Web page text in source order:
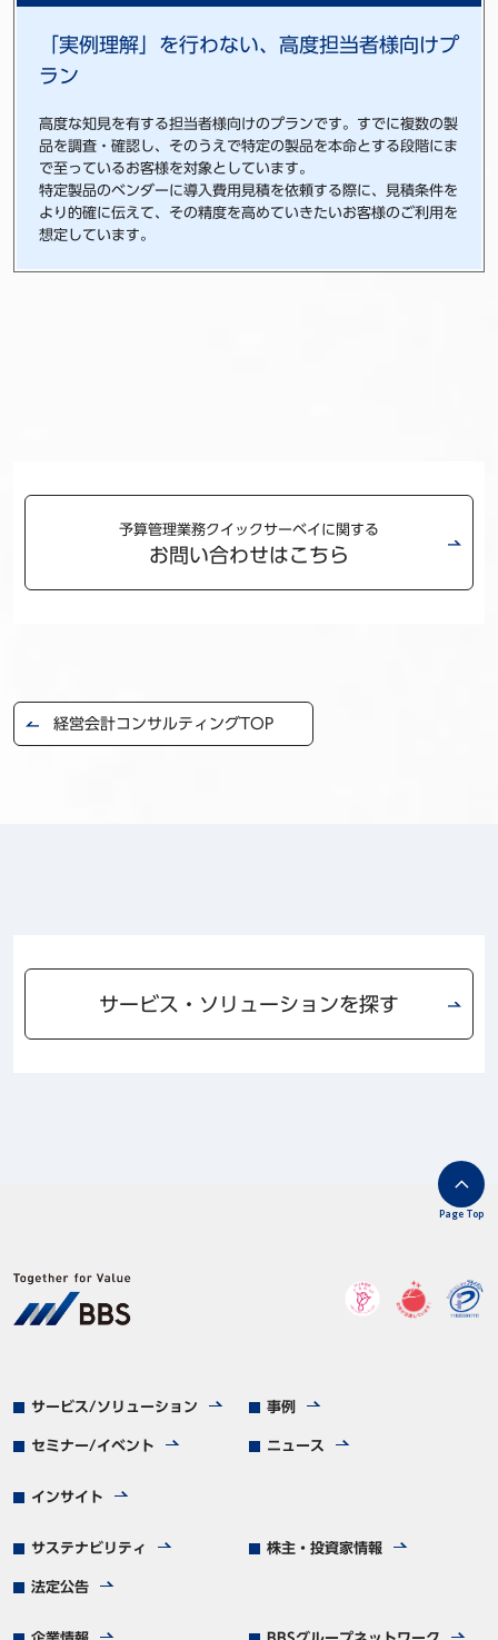
「実例理解」を行わない、高度担当者様向けプ
ラン
高度な知見を有する担当者様向けのプランです。すでに複数の製
品を調査・確認し、そのうえで特定の製品を本命とする段階にま
で至っているお客様を対象としています。
特定製品のベンダーに導入費用見積を依頼する際に、見積条件を
より的確に伝えて、その精度を高めていきたいお客様のご利用を
想定しています。
予算管理業務クイックサーベイに関する
お問い合わせはこちら
経営会計コンサルティングTOP
サービス・ソリューションを探す
サービス/ソリューション 事例
セミナー/イベント ニュース
インサイト
サステナビリティ 株主・投資家情報
法定公告
Page Top